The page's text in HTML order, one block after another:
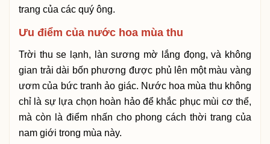
trang của các quý ông.
Ưu điểm của nước hoa mùa thu
Trời thu se lạnh, làn sương mờ lắng đọng, và không
gian trải dài bốn phương được phủ lên một màu vàng
ươm của bức tranh ảo giác. Nước hoa mùa thu không
chỉ là sự lựa chọn hoàn hảo để khắc phục mùi cơ thể,
mà còn là điểm nhấn cho phong cách thời trang của
nam giới trong mùa này.